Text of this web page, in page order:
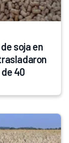
soja en
40